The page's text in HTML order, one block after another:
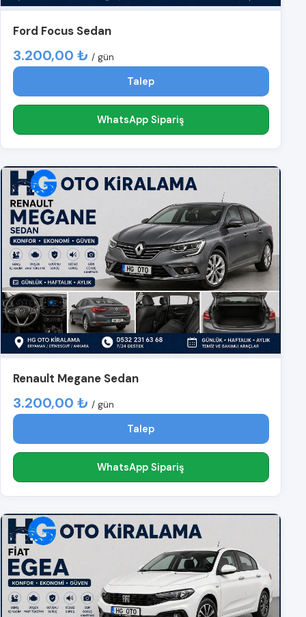
Ford Focus Sedan
3.200,00 ₺ / gün
Talep
WhatsApp Sipariş
Renault Megane Sedan
3.200,00 ₺ / gün
Talep
WhatsApp Sipariş